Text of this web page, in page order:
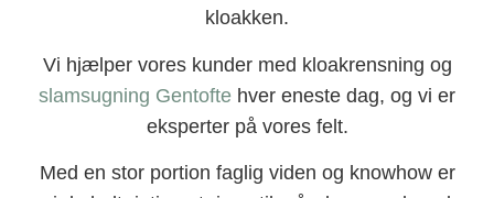
kloakken.
Vi hjælper vores kunder med kloakrensning og
slamsugning Gentofte hver eneste dag, og vi er
eksperter på vores felt.
Med en stor portion faglig viden og knowhow er